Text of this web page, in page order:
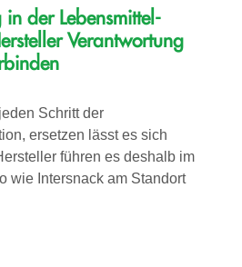
in der Lebensmittel­­
Verantwortung
Schritt der
ersetzen lässt es sich
führen es deshalb im
wie Intersnack am Standort